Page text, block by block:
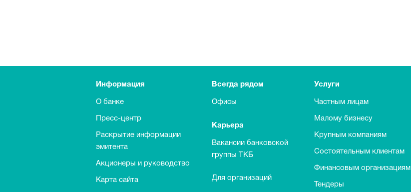
Информация
О банке
Пресс-центр
Раскрытие информации
эмитента
Акционеры и руководство
Карта сайта
Всегда рядом
Офисы
Карьера
Вакансии банковской
группы ТКБ
Для организаций
Услуги
Частным лицам
Малому бизнесу
Крупным компаниям
Состоятельным клиентам
Финансовым организациям
Тендеры